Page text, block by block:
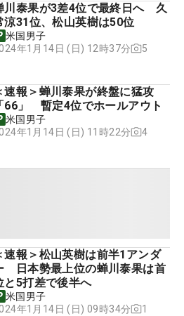
川泰果が3差4位で最終日へ 久
涼31位、松山英樹は50位
米国男子
年1月14日 (日) 12時37分
5
速報＞蝉川泰果が終盤に猛攻
「66」 暫定4位でホールアウト
米国男子
年1月14日 (日) 11時22分
4
速報＞松山英樹は前半1アンダ
日本勢最上位の蝉川泰果は首
と5打差で後半へ
米国男子
年1月14日 (日) 09時34分
1